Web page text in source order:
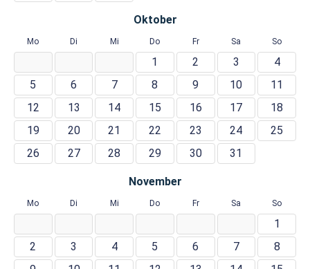
Oktober
Mo Di Mi Do Fr Sa So
1 2 3
4
5
6 7 8 9 10
11
12
13 14 15 16 17
18
19
20 21 22 23 24
25
26
27 28 29 30 31
November
Mo Di Mi Do Fr Sa So
1
2
3 4 5 6 7
8